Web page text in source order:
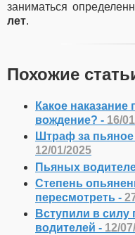
заниматься
лет.
Похожие
Какое наказание
вождение? - 16/
Штраф за пьяное
12/01/2025
Пьяных
Степень
пересмотреть -
Вступили в
водителей - 12/